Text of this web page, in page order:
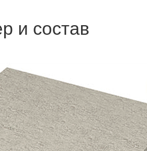
и состав